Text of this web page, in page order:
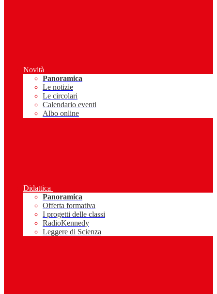
Novità
Panoramica
Le notizie
Le circolari
Calendario eventi
Albo online
Didattica
Panoramica
Offerta formativa
I progetti delle classi
RadioKennedy
Leggere di Scienza